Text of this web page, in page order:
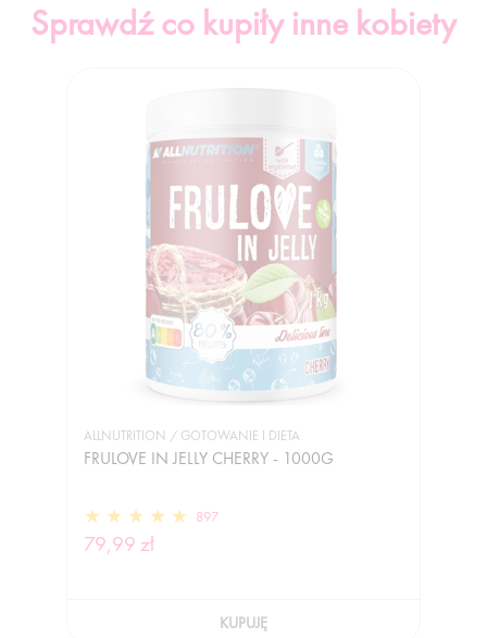
Sprawdź co kupiły inne kobiety
ALLNUTRITION / GOTOWANIE I DIETA
FRULOVE IN JELLY CHERRY - 1000G
897
79,99 zł
KUPUJĘ